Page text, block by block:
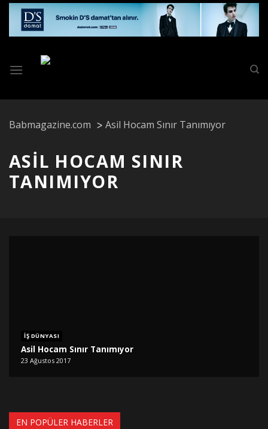
Skip
content
Babmagazine.com Asil Hocam Sınır Tanımıyor
ASIL HOCAM SINIR
TANIMIYOR
İŞ DÜNYASI
Asil Hocam Sınır Tanımıyor
23 Ağustos 2017
EN POPÜLER HABERLER